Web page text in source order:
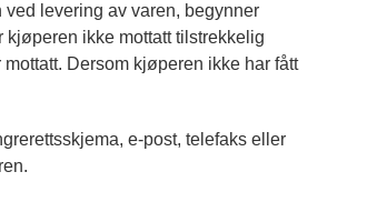
levering av varen, begynner
ikke mottatt tilstrekkelig
Dersom kjøperen ikke har fått
e-post, telefaks eller